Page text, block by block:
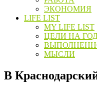
ЭКОНОМИЯ
LIFE LIST
MY LIFE LIST
ЦЕЛИ НА
МЫСЛИ
В